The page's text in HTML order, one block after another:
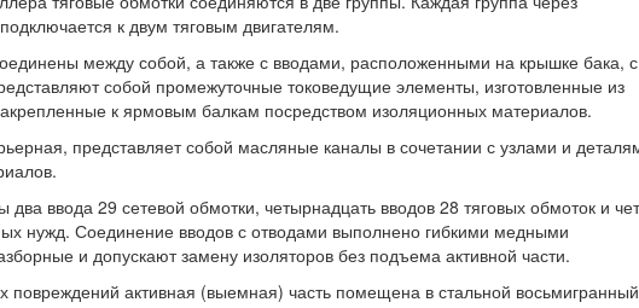
к двум тяговым двигателям.
между собой, а также с вводами, расположенными на крышке бака, с
собой промежуточные токоведущие элементы, изготовленные из
к ярмовым балкам посредством изоляционных материалов.
представляет собой масляные каналы в сочетании с узлами и
два ввода 29 сетевой обмотки, четырнадцать вводов 28 тяговых обмоток и
нужд. Соединение вводов с отводами выполнено гибкими медными
и допускают замену изоляторов без подъема активной части.
повреждений активная (выемная) часть помещена в стальной